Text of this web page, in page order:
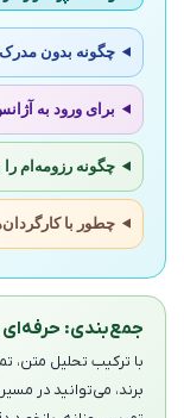
چگونه بدون
برای ورود به
چگونه رزومه‌ام
چطور با
جمع‌بندی:
با ترکیب تحلیل متن،
برند، می‌توانید در